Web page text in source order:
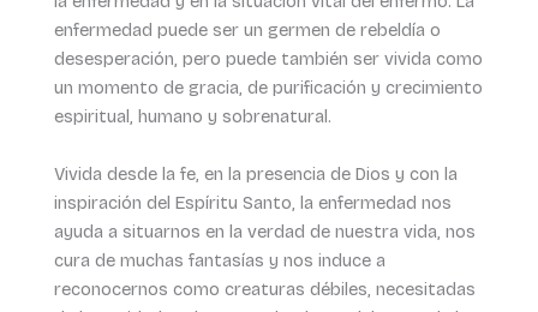
enfermedad puede ser un germen de rebeldía o
desesperación, pero puede también ser vivida como
un momento de gracia, de purificación y crecimiento
espiritual, humano y sobrenatural.
Vivida desde la fe, en la presencia de Dios y con la
inspiración del Espíritu Santo, la enfermedad nos
ayuda a situarnos en la verdad de nuestra vida, nos
cura de muchas fantasías y nos induce a
reconocernos como creaturas débiles, necesitadas